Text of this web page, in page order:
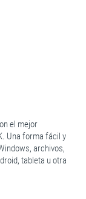
el mejor
Una forma fácil y
archivos,
tableta u otra